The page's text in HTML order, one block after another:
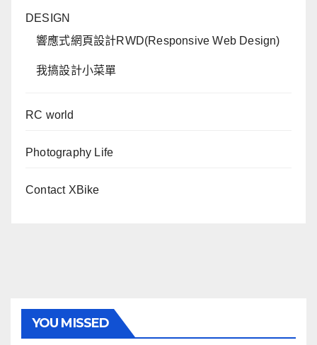
DESIGN
響應式網頁設計RWD(Responsive Web Design)
我搞設計小菜單
RC world
Photography Life
Contact XBike
YOU MISSED